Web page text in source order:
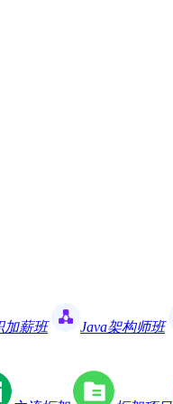
加薪班 Java架构师班